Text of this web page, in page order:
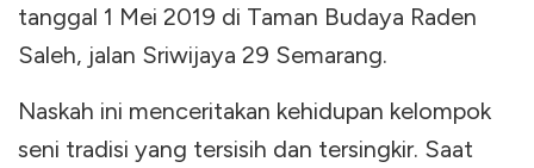
tanggal 1 Mei 2019 di Taman Budaya Raden
Saleh, jalan Sriwijaya 29 Semarang.
Naskah ini menceritakan kehidupan kelompok
seni tradisi yang tersisih dan tersingkir. Saat